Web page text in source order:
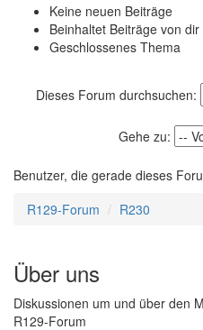
Keine neuen Beiträge
Beinhaltet Beiträge von dir
Geschlossenes Thema
Dieses Forum durchsuchen:
Gehe zu:
Benutzer, die gerade dieses
R129-Forum
R230
Über uns
Diskussionen um und über den
R129-Forum